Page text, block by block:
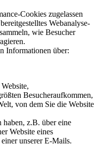
Cookies zugelassen
Webanalyse-
wie Besucher
Informationen über:
Besucheraufkommen,
von dem Sie die Website
haben, z.B. über eine
Website eines
unserer E-Mails.